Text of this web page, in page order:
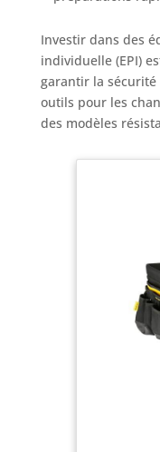
Investir dans des
individuelle (EPI)
garantir la sécurité
outils pour les
des modèles